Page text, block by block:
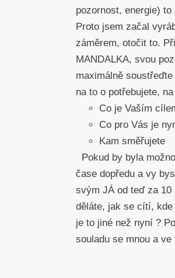
pozornost, energie)
Proto jsem začal
záměrem, otočit to.
MANDALKA, svou
maximálně
na to o potřebujete,
Co je Vaším
Co pro Vás je
Kam směřujete
Pokud by byla
čase dopředu a vy
svým JÁ od teď za 10
děláte, jak se cítí,
je to jiné než nyní ?
souladu se mnou a